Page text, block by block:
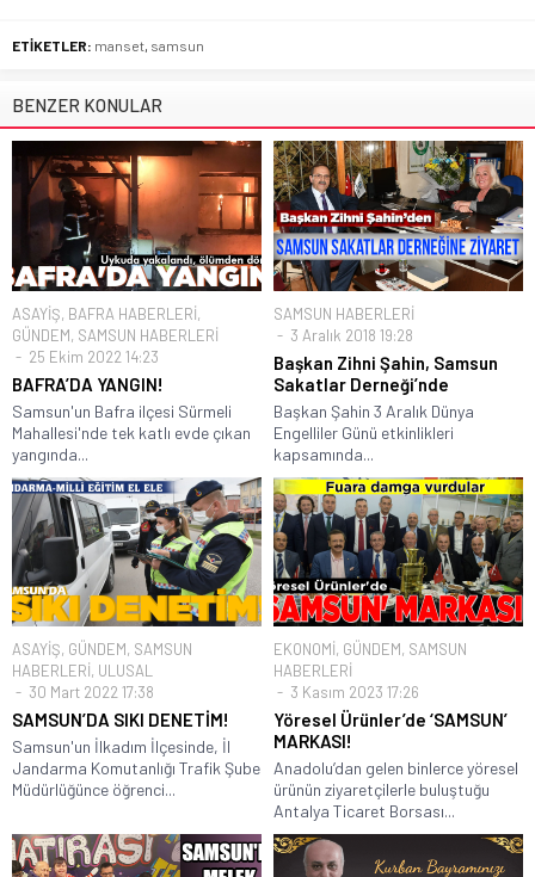
ETİKETLER: manset, samsun
BENZER KONULAR
ASAYİŞ, BAFRA HABERLERİ,
GÜNDEM, SAMSUN HABERLERİ
25 Ekim 2022 14:23
BAFRA’DA YANGIN!
Samsun'un Bafra ilçesi Sürmeli
Mahallesi'nde tek katlı evde çıkan
yangında...
SAMSUN HABERLERİ
3 Aralık 2018 19:28
Başkan Zihni Şahin, Samsun
Sakatlar Derneği’nde
Başkan Şahin 3 Aralık Dünya
Engelliler Günü etkinlikleri
kapsamında...
ASAYİŞ, GÜNDEM, SAMSUN
HABERLERİ, ULUSAL
30 Mart 2022 17:38
SAMSUN’DA SIKI DENETİM!
Samsun'un İlkadım İlçesinde, İl
Jandarma Komutanlığı Trafik Şube
Müdürlüğünce öğrenci...
EKONOMİ, GÜNDEM, SAMSUN
HABERLERİ
3 Kasım 2023 17:26
Yöresel Ürünler’de ‘SAMSUN’
MARKASI!
Anadolu’dan gelen binlerce yöresel
ürünün ziyaretçilerle buluştuğu
Antalya Ticaret Borsası...